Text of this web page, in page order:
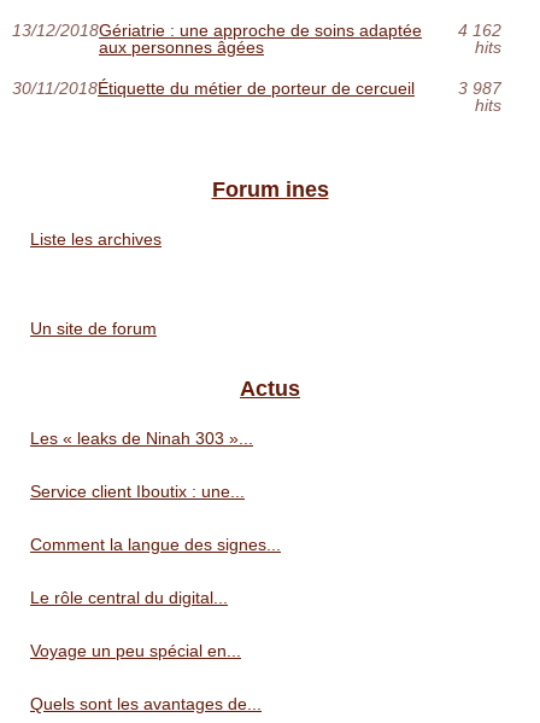
13/12/2018Gériatrie : une approche de soins adaptée
aux personnes âgées
4 162
hits
30/11/2018Étiquette du métier de porteur de cercueil
3 987
hits
Forum ines
Liste les archives
Un site de forum
Actus
Les « leaks de Ninah 303 »...
Service client Iboutix : une...
Comment la langue des signes...
Le rôle central du digital...
Voyage un peu spécial en...
Quels sont les avantages de...